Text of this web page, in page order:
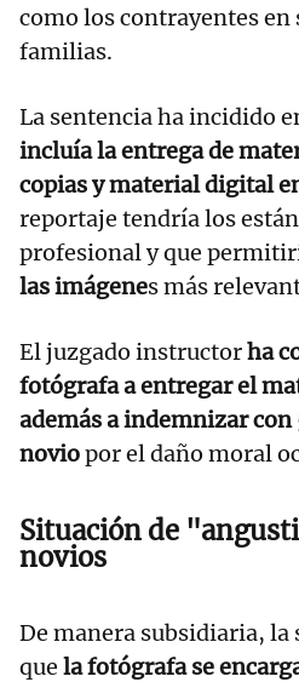
como los contrayentes en
familias.
La sentencia ha incidido
incluía la entrega de
copias y material digital
reportaje tendría los
profesional y que
las imágenes más
El juzgado instructorha
fotógrafa a entregar el
además a indemnizar con
noviopor el daño moral
Situación de
novios
De manera subsidiaria,
que la fotógrafa se